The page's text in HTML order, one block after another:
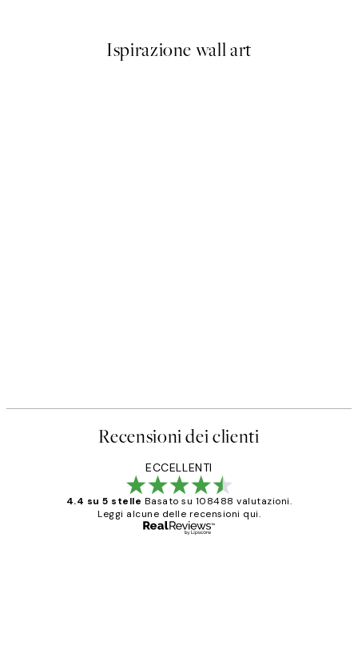
Ispirazione wall art
Recensioni dei clienti
ECCELLENTI
4.4 su 5 stelle Basato su 108488 valutazioni.
Leggi alcune delle recensioni qui.